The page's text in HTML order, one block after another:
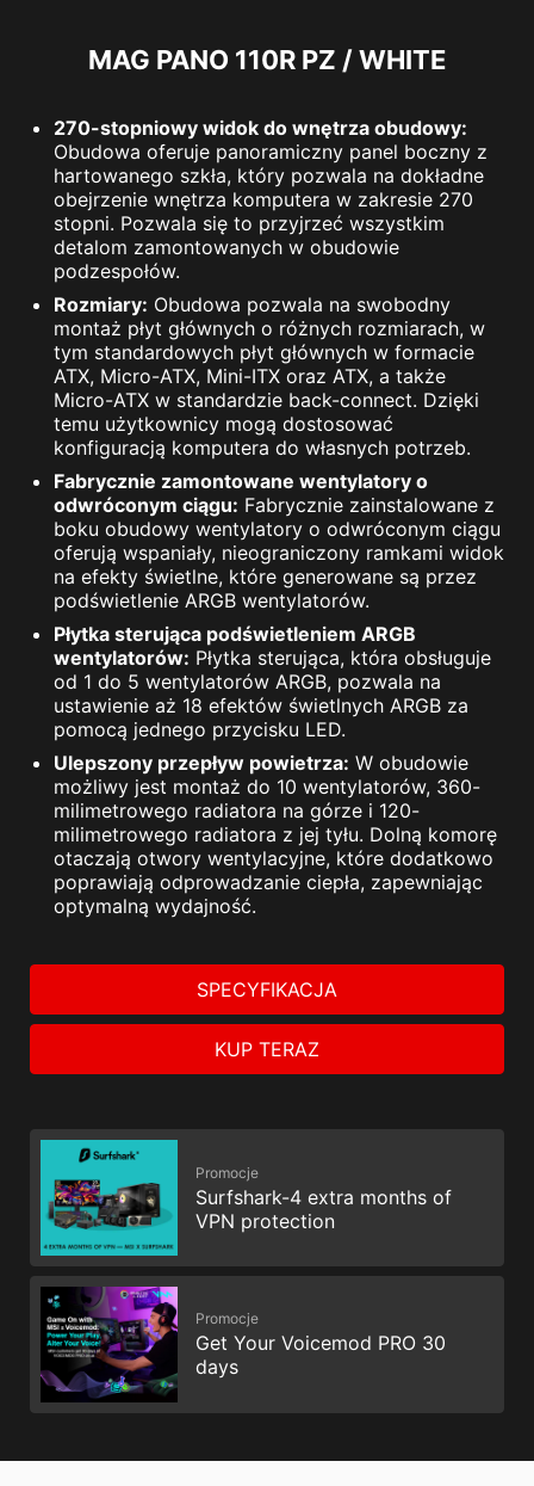
MAG PANO 110R PZ / WHITE
270-stopniowy widok do wnętrza obudowy:
Obudowa oferuje panoramiczny panel boczny z
hartowanego szkła, który pozwala na dokładne
obejrzenie wnętrza komputera w zakresie 270
stopni. Pozwala się to przyjrzeć wszystkim
detalom zamontowanych w obudowie
podzespołów.
Rozmiary: Obudowa pozwala na swobodny
montaż płyt głównych o różnych rozmiarach, w
tym standardowych płyt głównych w formacie
ATX, Micro-ATX, Mini-ITX oraz ATX, a także
Micro-ATX w standardzie back-connect. Dzięki
temu użytkownicy mogą dostosować
konfiguracją komputera do własnych potrzeb.
Fabrycznie zamontowane wentylatory o
odwróconym ciągu: Fabrycznie zainstalowane z
boku obudowy wentylatory o odwróconym ciągu
oferują wspaniały, nieograniczony ramkami widok
na efekty świetlne, które generowane są przez
podświetlenie ARGB wentylatorów.
Płytka sterująca podświetleniem ARGB
wentylatorów: Płytka sterująca, która obsługuje
od 1 do 5 wentylatorów ARGB, pozwala na
ustawienie aż 18 efektów świetlnych ARGB za
pomocą jednego przycisku LED.
Ulepszony przepływ powietrza: W obudowie
możliwy jest montaż do 10 wentylatorów, 360-
milimetrowego radiatora na górze i 120-
milimetrowego radiatora z jej tyłu. Dolną komorę
otaczają otwory wentylacyjne, które dodatkowo
poprawiają odprowadzanie ciepła, zapewniając
optymalną wydajność.
SPECYFIKACJA
KUP TERAZ
Promocje
Surfshark-4 extra months of
VPN protection
Promocje
Get Your Voicemod PRO 30
days